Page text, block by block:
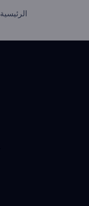
الرئيسية